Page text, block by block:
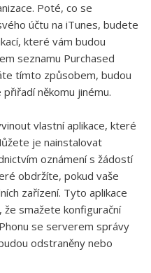
Poté, co se
účtu na iTunes, budete
které vám budou
seznamu Purchased
tímto způsobem, budou
někomu jinému.
vlastní aplikace, které
je nainstalovat
oznámení s žádostí
obdržíte, pokud vaše
zařízení. Tyto aplikace
že smažete konfigurační
se serverem správy
odstraněny nebo